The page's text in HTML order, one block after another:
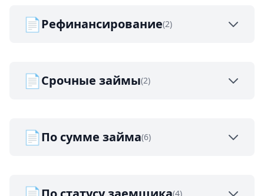
📄Рефинансирование(2)
📄Срочные займы(2)
📄По сумме займа(6)
(4)